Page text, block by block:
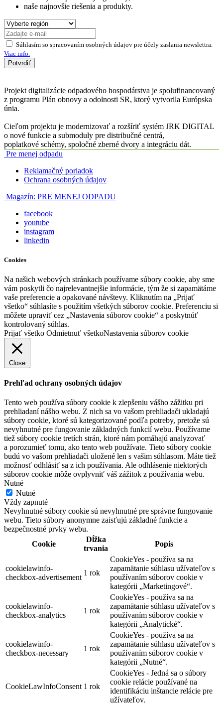
naše najnovšie riešenia a produkty.
Súhlasím so spracovaním osobných údajov pre účely zaslania newslettra.
Viac info.
Potvrdiť
Projekt digitalizácie odpadového hospodárstva je spolufinancovaný
z programu Plán obnovy a odolnosti SR, ktorý vytvorila Európska
únia.
Cieľom projektu je modernizovať a rozšíriť systém JRK DIGITAL
o nové funkcie a submoduly pre distribučné centrá,
poplatkové schémy, spoločné zberné dvory a integráciu dát.
Pre menej odpadu
Reklamačný poriadok
Ochrana osobných údajov
Magazín: PRE MENEJ ODPADU
facebook
youtube
instagram
linkedin
Cookies
Na našich webových stránkach používame súbory cookie, aby sme
vám poskytli čo najrelevantnejšie informácie, tým že si zapamätáme
vaše preferencie a opakované návštevy. Kliknutím na „Prijať
všetko“ súhlasíte s použitím všetkých súborov cookie. Preferenciu si
môžete upraviť cez „Nastavenia súborov cookie“ a poskytnúť
kontrolovaný súhlas.
Prijať všetko Odmietnuť všetkoNastavenia súborov cookie
Close
Prehľad ochrany osobných údajov
Tento web používa súbory cookie k zlepšeniu vášho zážitku pri
prehliadaní nášho webu. Z nich sa vo vašom prehliadači ukladajú
súbory cookie, ktoré sú kategorizované podľa potreby, pretože sú
nevyhnutné pre fungovanie základných funkcií webu. Používame
tiež súbory cookie tretích strán, ktoré nám pomáhajú analyzovať
a porozumieť tomu, ako tento web používate. Tieto súbory cookie
budú vo vašom prehliadači uložené len s vašim súhlasom. Máte tiež
možnosť odhlásiť sa z ich používania. Ale odhlásenie niektorých
súborov cookie môže ovplyvniť váš zážitok z používania webu.
Nutné
Nutné
Vždy zapnuté
Nevyhnutné súbory cookie sú nevyhnutné pre správne fungovanie
webu. Tieto súbory anonymne zaisťujú základné funkcie a
bezpečnostné prvky webu.
Cookie
Dĺžka
trvania
Popis
cookielawinfo-
checkbox-advertisement
1 rok
CookieYes - používa sa na
zapamätanie súhlasu užívateľov s
používaním súborov cookie v
kategórii „Marketingové“.
cookielawinfo-
checkbox-analytics
1 rok
CookieYes - používa sa na
zapamätanie súhlasu užívateľov s
používaním súborov cookie v
kategórii „Analytické“.
cookielawinfo-
checkbox-necessary
1 rok
CookieYes - používa sa na
zapamätanie súhlasu užívateľov s
používaním súborov cookie v
kategórii „Nutné“.
CookieLawInfoConsent 1 rok
CookieYes - Jedná sa o súbory
cookie relácie používané na
identifikáciu inštancie relácie pre
užívateľov.